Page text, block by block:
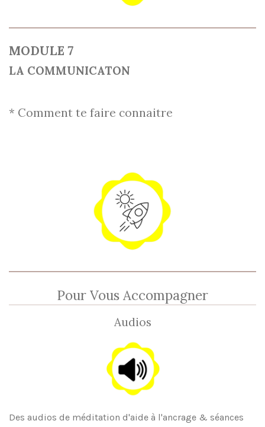
MODULE 7
LA COMMUNICATON
* Comment te faire connaitre
Pour Vous Accompagner
Audios
Des audios de méditation d'aide à l'ancrage & séances